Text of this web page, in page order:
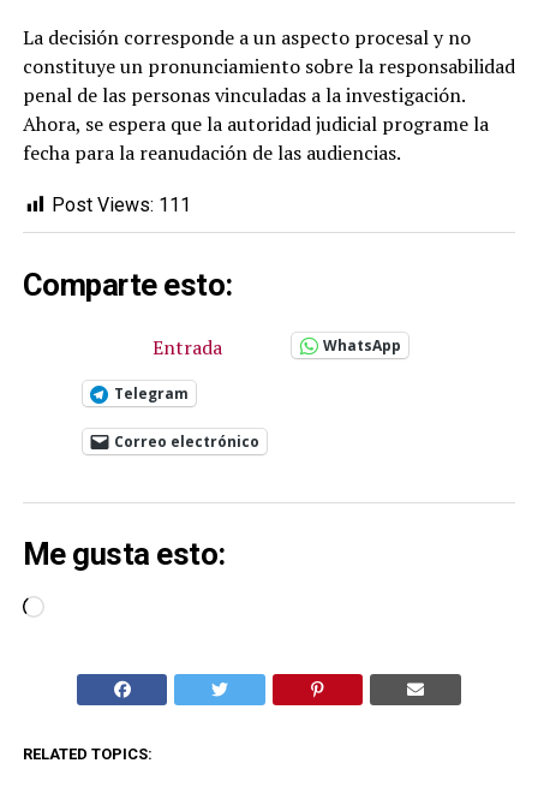
La decisión corresponde a un aspecto procesal y no
constituye un pronunciamiento sobre la responsabilidad
penal de las personas vinculadas a la investigación.
Ahora, se espera que la autoridad judicial programe la
fecha para la reanudación de las audiencias.
Post Views: 111
Comparte esto:
Entrada WhatsApp
Telegram
Correo electrónico
Me gusta esto:
Cargando...
RELATED TOPICS: